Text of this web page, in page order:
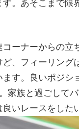
。あそこまで
コーナーからの
、フィーリン
す。良いポジ
家族と過ごして
いレースをした